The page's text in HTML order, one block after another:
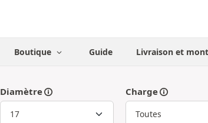
Boutique Guide Livraison et
Diamètre Charge